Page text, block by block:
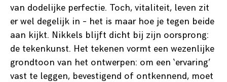
van dodelijke perfectie. Toch, vitaliteit, leven zit
er wel degelijk in – het is maar hoe je tegen beide
aan kijkt. Nikkels blijft dicht bij zijn oorsprong:
de tekenkunst. Het tekenen vormt een wezenlijke
grondtoon van het ontwerpen: om een ‘ervaring’
vast te leggen, bevestigend of ontkennend, moet